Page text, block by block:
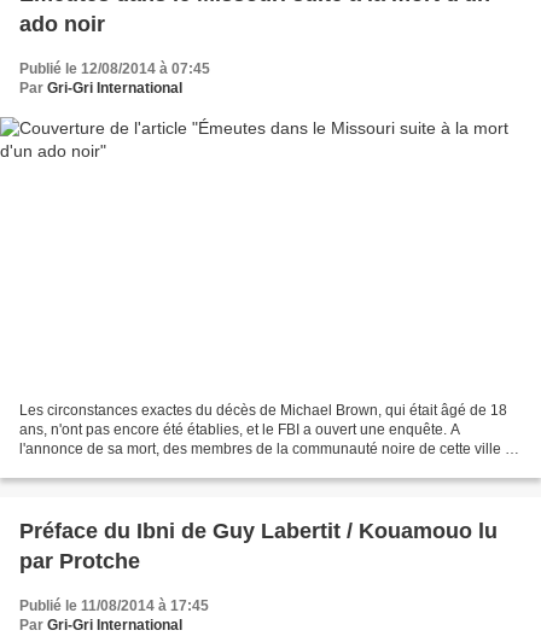
ado noir
Publié le 12/08/2014 à 07:45
Par Gri-Gri International
Les circonstances exactes du décès de Michael Brown, qui était âgé de 18
ans, n'ont pas encore été établies, et le FBI a ouvert une enquête. A
l'annonce de sa mort, des membres de la communauté noire de cette ville de
Préface du Ibni de Guy Labertit / Kouamouo lu
par Protche
Publié le 11/08/2014 à 17:45
Par Gri-Gri International